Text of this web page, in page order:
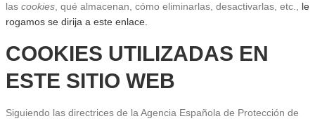
las cookies, qué almacenan, cómo eliminarlas, desactivarlas, etc., le
rogamos se dirija a este enlace.
COOKIES UTILIZADAS EN
ESTE SITIO WEB
Siguiendo las directrices de la Agencia Española de Protección de